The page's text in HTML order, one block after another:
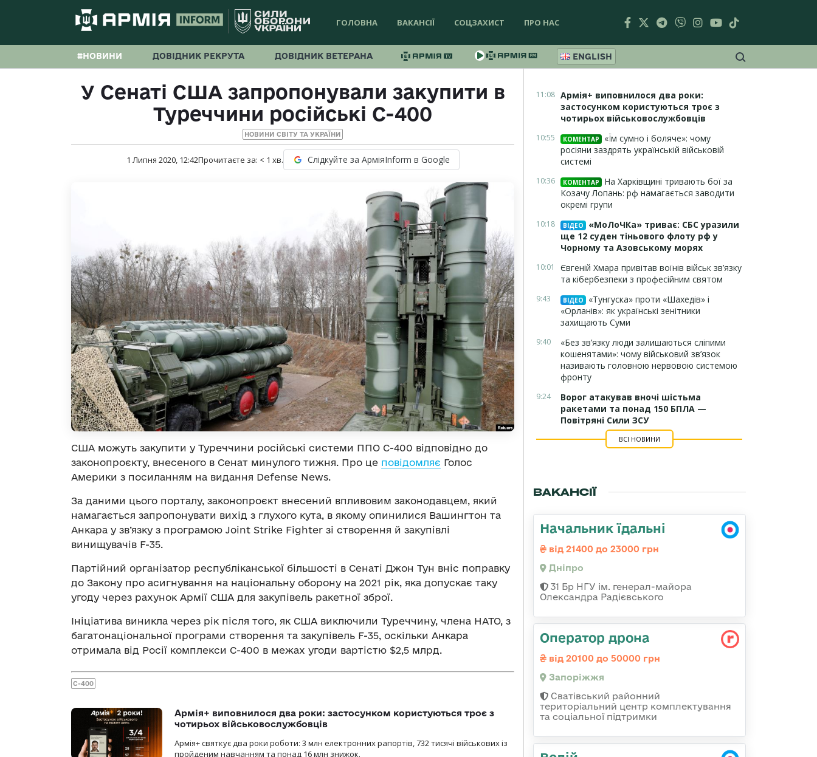
ГОЛОВНА ВАКАНСІЇ СОЦЗАХИСТ ПРО НАС
#НОВИНИ ДОВІДНИК РЕКРУТА ДОВІДНИК ВЕТЕРАНА ENGLISH
У Сенаті США запропонували закупити в
Туреччини російські С-400
НОВИНИ СВІТУ ТА УКРАЇНИ
1 Липня 2020, 12:42Прочитаєте за: < 1 хв. Слідкуйте за АрміяInform в Google
США можуть закупити у Туреччини російські системи ППО С-400 відповідно до
законопроєкту, внесеного в Сенат минулого тижня. Про це повідомляє Голос
Америки з посиланням на видання Defense News.
За даними цього порталу, законопроєкт внесений впливовим законодавцем, який
намагається запропонувати вихід з глухого кута, в якому опинилися Вашингтон та
Анкара у зв’язку з програмою Joint Strike Fighter зі створення й закупівлі
винищувачів F-35.
Партійний організатор республіканської більшості в Сенаті Джон Тун вніс поправку
до Закону про асигнування на національну оборону на 2021 рік, яка допускає таку
угоду через рахунок Армії США для закупівель ракетної зброї.
Ініціатива виникла через рік після того, як США виключили Туреччину, члена НАТО, з
багатонаціональної програми створення та закупівель F-35, оскільки Анкара
отримала від Росії комплекси С-400 в межах угоди вартістю $2,5 млрд.
С-400
Армія+ виповнилося два роки: застосунком користуються троє з
чотирьох військовослужбовців
Армія+ святкує два роки роботи: 3 млн електронних рапортів, 732 тисячі військових із
пройденим навчанням та понад 16 млн знижок.
11:08 Армія+ виповнилося два роки:
застосунком користуються троє з
чотирьох військовослужбовців
10:55 КОМЕНТАР
«Їм сумно і боляче»: чому
росіяни заздрять українській військовій
системі
10:36 КОМЕНТАР
На Харківщині тривають бої за
Козачу Лопань: рф намагається заводити
окремі групи
10:18 ВІДЕО
«МоЛоЧКа» триває: СБС уразили
ще 12 суден тіньового флоту рф у
Чорному та Азовському морях
10:01
Євгеній Хмара привітав воїнів військ зв’язку
та кібербезпеки з професійним святом
9:43 ВІДЕО
«Тунгуска» проти «Шахедів» і
«Орланів»: як українські зенітники
захищають Суми
9:40
«Без зв’язку люди залишаються сліпими
кошенятами»: чому військовий зв’язок
називають головною нервовою системою
фронту
9:24
Ворог атакував вночі шістьма
ракетами та понад 150 БПЛА —
Повітряні Сили ЗСУ
ВСІ НОВИНИ
ВАКАНСІЇ
Начальник їдальні
від 21400 до 23000 грн
Дніпро
31 Бр НГУ ім. генерал-майора
Олександра Радієвського
Оператор дрона
від 20100 до 50000 грн
Запоріжжя
Сватівський районний
територіальний центр комплектування
та соціальної підтримки